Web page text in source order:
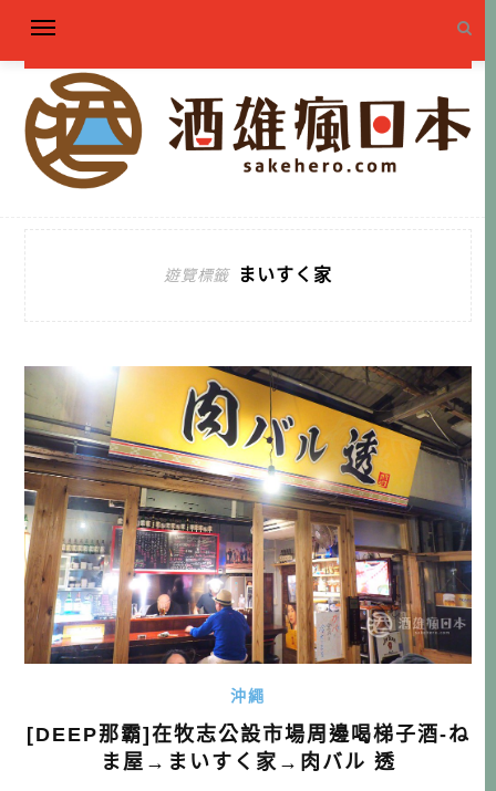
遊覽標籤 まいすく家
沖繩
[DEEP那霸]在牧志公設市場周邊喝梯子酒-ね
ま屋→まいすく家→肉バル 透